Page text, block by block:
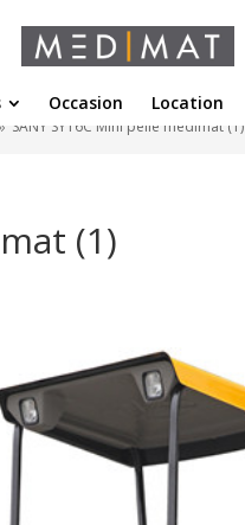
Occasion Location
SANY SY16C Mini pelle medimat (1)
(1)